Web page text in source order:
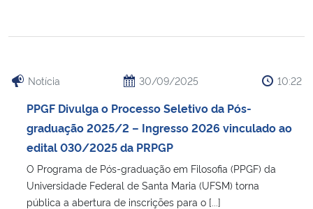
Notícia 30/09/2025 10:22
PPGF Divulga o Processo Seletivo da Pós-
graduação 2025/2 – Ingresso 2026 vinculado ao
edital 030/2025 da PRPGP
O Programa de Pós-graduação em Filosofia (PPGF) da
Universidade Federal de Santa Maria (UFSM) torna
pública a abertura de inscrições para o [...]